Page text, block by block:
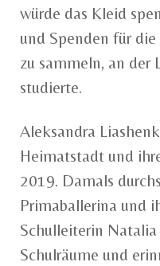
würde das Kleid
und Spenden für die
zu sammeln, an
studierte.
Aleksandra
Heimatstadt und
2019. Damals
Primaballerina und
Schulleiterin
Schulräume und